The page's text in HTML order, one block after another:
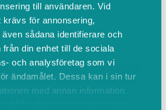
till användaren. Vid
krävs för annonsering,
sådana identifierare och
från din enhet till de sociala
och analysföretag som vi
ändamålet. Dessa kan i sin tur
med annan information